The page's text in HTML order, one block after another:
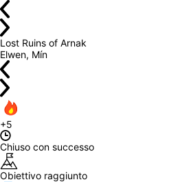
Lost Ruins of Arnak
Elwen, Mín
+5
Chiuso con successo
Obiettivo raggiunto